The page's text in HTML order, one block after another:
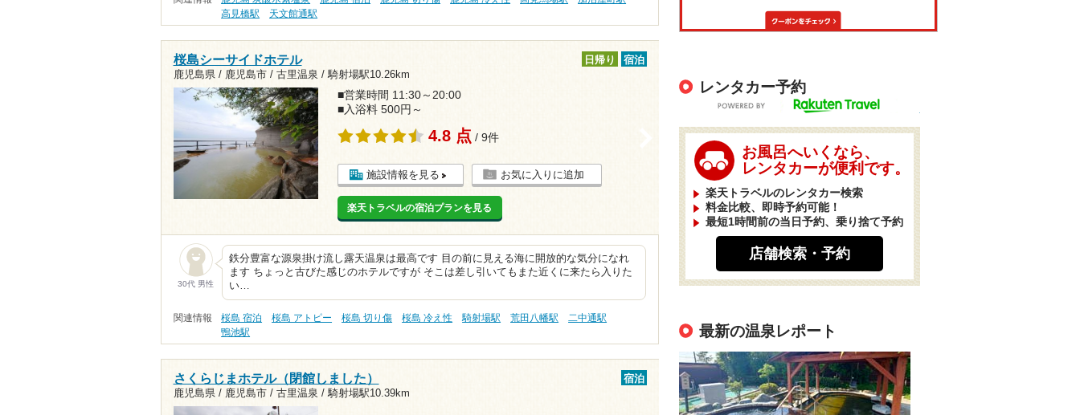
高見橋駅
天文館通駅
桜島シーサイドホテル
鹿児島県 / 鹿児島市 / 古里温泉 /騎射場駅10.26km
日帰り 宿泊
■営業時間 11:30～20:00
■入浴料 500円～
4.8 点 / 9件
施設情報を見る お気に入りに追加
楽天トラベルの宿泊プランを見る
30代 男性
鉄分豊富な源泉掛け流し露天温泉は最高です 目の前に見える海に開放的な気分になれ
ます ちょっと古びた感じのホテルですが そこは差し引いてもまた近くに来たら入りた
い…
関連情報 桜島 宿泊 桜島 アトピー 桜島 切り傷 桜島 冷え性 騎射場駅 荒田八幡駅
二中通駅
鴨池駅
さくらじまホテル（閉館しました）
鹿児島県 / 鹿児島市 / 古里温泉 /騎射場駅10.39km
宿泊
レンタカー予約
お風呂へいくなら、
レンタカーが便利です。
楽天トラベルのレンタカー検索
料金比較、即時予約可能！
最短1時間前の当日予約、乗り捨て予約
店舗検索・予約
最新の温泉レポート